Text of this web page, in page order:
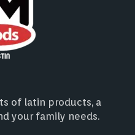
of latin products, a
your family needs.